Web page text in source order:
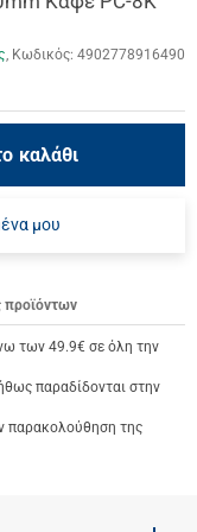
Κωδικός: 4902778916490
καλάθι
μου
προϊόντων
των 49.9€ σε όλη την
παραδίδονται στην
παρακολούθηση της